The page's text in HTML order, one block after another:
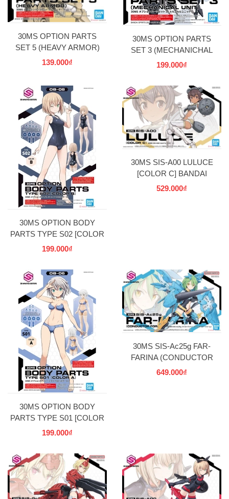
30MS OPTION PARTS
SET 5 (HEAVY ARMOR)
139.000₫
30MS OPTION PARTS
SET 3 (MECHANICHAL
UNIT)
199.000₫
30MS OPTION BODY
PARTS TYPE S02 [COLOR
B]
199.000₫
30MS SIS-A00 LULUCE
[COLOR C] BANDAI
529.000₫
30MS OPTION BODY
PARTS TYPE S01 [COLOR
A]
199.000₫
30MS SIS-Ac25g FAR-
FARINA (CONDUCTOR
FORM) BANDAI
649.000₫